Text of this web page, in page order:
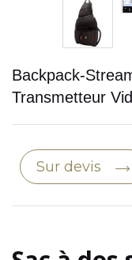
Backpack-
Transmetteur
Sur devis